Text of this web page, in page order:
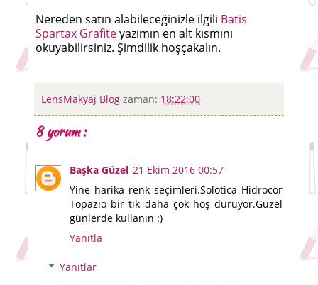
Nereden satın alabileceğinizle ilgili Batis
Spartax Grafiteyazımın en alt kısmını
okuyabilirsiniz. Şimdilik hoşçakalın.
LensMakyaj Blog zaman: 18:22:00
8 yorum :
Başka Güzel 21 Ekim 2016 00:57
Yine harika renk seçimleri.Solotica Hidrocor
Topazio bir tık daha çok hoş duruyor.Güzel
günlerde kullanın :)
Yanıtla
Yanıtlar